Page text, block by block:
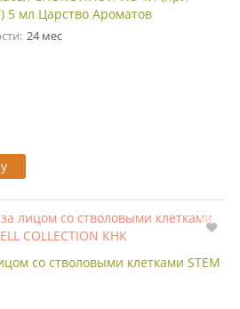
5 мл Царство Ароматов
24 мес
со стволовыми клетками STEM